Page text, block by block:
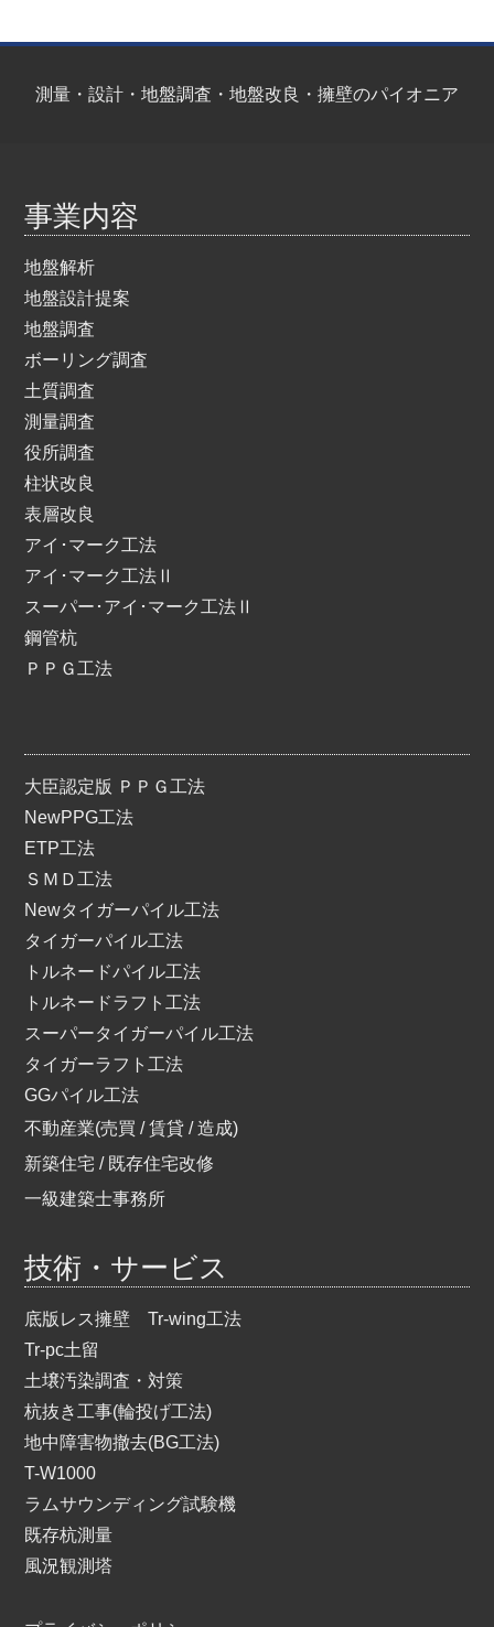
測量・設計・地盤調査・地盤改良・擁壁のパイオニア
事業内容
地盤解析
地盤設計提案
地盤調査
ボーリング調査
土質調査
測量調査
役所調査
柱状改良
表層改良
アイ･マーク工法
アイ･マーク工法Ⅱ
スーパー･アイ･マーク工法Ⅱ
鋼管杭
ＰＰＧ工法
大臣認定版 ＰＰＧ工法
NewPPG工法
ETP工法
ＳＭＤ工法
Newタイガーパイル工法
タイガーパイル工法
トルネードパイル工法
トルネードラフト工法
スーパータイガーパイル工法
タイガーラフト工法
GGパイル工法
不動産業(売買 / 賃貸 / 造成)
新築住宅 / 既存住宅改修
一級建築士事務所
技術・サービス
底版レス擁壁 Tr-wing工法
Tr-pc土留
土壌汚染調査・対策
杭抜き工事(輪投げ工法)
地中障害物撤去(BG工法)
T-W1000
ラムサウンディング試験機
既存杭測量
風況観測塔